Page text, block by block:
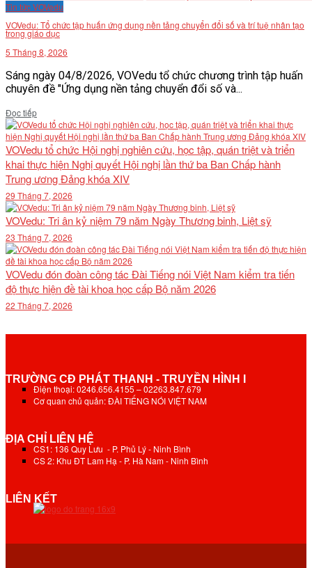
Tin tức VOVedu
VOVedu: Tổ chức tập huấn ứng dụng nền tảng chuyển đổi số và trí tuệ nhân tạo
trong giáo dục
5 Tháng 8, 2026
Sáng ngày 04/8/2026, VOVedu tổ chức chương trình tập huấn
chuyên đề "Ứng dụng nền tảng chuyển đổi số và...
Đọc tiếpDetails
VOVedu tổ chức Hội nghị nghiên cứu, học tập, quán triệt và triển
khai thực hiện Nghị quyết Hội nghị lần thứ ba Ban Chấp hành
Trung ương Đảng khóa XIV
29 Tháng 7, 2026
VOVedu: Tri ân kỷ niệm 79 năm Ngày Thương binh, Liệt sỹ
23 Tháng 7, 2026
VOVedu đón đoàn công tác Đài Tiếng nói Việt Nam kiểm tra tiến
độ thực hiện đề tài khoa học cấp Bộ năm 2026
22 Tháng 7, 2026
TRƯỜNG CĐ PHÁT THANH - TRUYỀN HÌNH I
Điện thoại: 0246.656.4155 – 02263.847.679
Cơ quan chủ quản: ĐÀI TIẾNG NÓI VIỆT NAM
ĐỊA CHỈ LIÊN HỆ
CS1: 136 Quy Lưu - P. Phủ Lý - Ninh Bình
CS 2: Khu ĐT Lam Hạ - P. Hà Nam - Ninh Bình
LIÊN KẾT